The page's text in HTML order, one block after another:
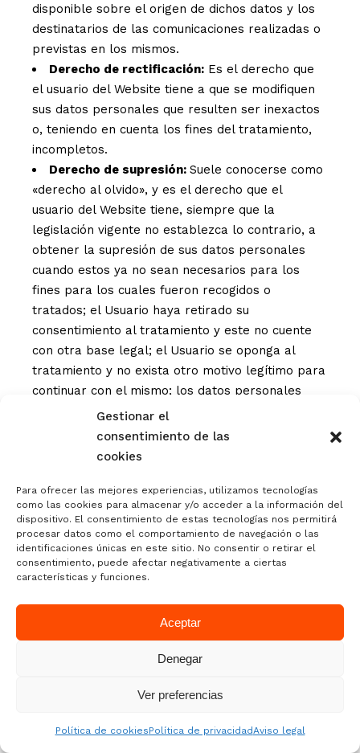
Gestionar el
consentimiento de las
cookies
Para ofrecer las mejores experiencias, utilizamos tecnologías
como las cookies para almacenar y/o acceder a la información del
dispositivo. El consentimiento de estas tecnologías nos permitirá
procesar datos como el comportamiento de navegación o las
identificaciones únicas en este sitio. No consentir o retirar el
consentimiento, puede afectar negativamente a ciertas
características y funciones.
Aceptar
Denegar
Ver preferencias
Política de cookiesPolítica de privacidadAviso legal
disponible sobre el origen de dichos datos y los
destinatarios de las comunicaciones realizadas o
previstas en los mismos.
Derecho de rectificación: Es el derecho que
el usuario del Website tiene a que se modifiquen
sus datos personales que resulten ser inexactos
o, teniendo en cuenta los fines del tratamiento,
incompletos.
Derecho de supresión:Suele conocerse como
«derecho al olvido», y es el derecho que el
usuario del Website tiene, siempre que la
legislación vigente no establezca lo contrario, a
obtener la supresión de sus datos personales
cuando estos ya no sean necesarios para los
fines para los cuales fueron recogidos o
tratados; el Usuario haya retirado su
consentimiento al tratamiento y este no cuente
con otra base legal; el Usuario se oponga al
tratamiento y no exista otro motivo legítimo para
continuar con el mismo; los datos personales
hayan sido tratados ilícitamente; los datos
personales hayan sido obtenidos producto de
una oferta directa de servicios de la sociedad de
de suprimir los datos, el Responsable del
Tratamiento, teniendo en cuenta la tecnología
disponible y el coste de su aplicación, adoptará
medidas razonables para informar a otros
posibles responsables que estuvieren tratando
esos datos personales.
Derecho a la limitación de los datos:
tratamiento de sus datos personales. El Usuario
del tratamiento cuando impugne la exactitud de